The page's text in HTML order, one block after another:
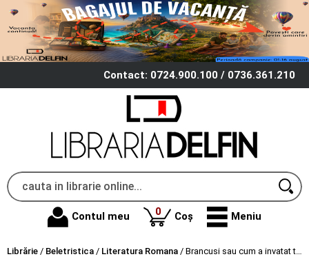
Contact: 0724.900.100 / 0736.361.210
Contul meu 0produse
Coș Meniu
Librărie / Beletristica / Literatura Romana / Brancusi sau cum a invatat testoasa sa zboare - Moni Stanila